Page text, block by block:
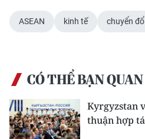
ASEAN kinh tế chuyển
CÓ THỂ BẠN
Kyrgyzstan
thuận hợp